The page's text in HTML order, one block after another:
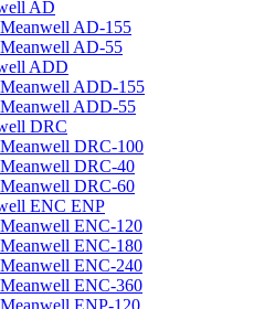
AD
AD-155
AD-55
ADD
ADD-155
ADD-55
DRC
DRC-100
DRC-40
DRC-60
ENC ENP
ENC-120
ENC-180
ENC-240
ENC-360
ENP-120